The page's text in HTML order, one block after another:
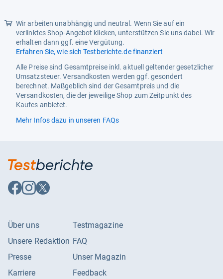
Wir arbeiten unabhängig und neutral. Wenn Sie auf ein
verlinktes Shop-Angebot klicken, unterstützen Sie uns dabei. Wir
erhalten dann ggf. eine Vergütung.
Erfahren Sie, wie sich Testberichte.de finanziert
Alle Preise sind Gesamtpreise inkl. aktuell geltender gesetzlicher
Umsatzsteuer. Versandkosten werden ggf. gesondert
berechnet. Maßgeblich sind der Gesamtpreis und die
Versandkosten, die der jeweilige Shop zum Zeitpunkt des
Kaufes anbietet.
Mehr Infos dazu in unseren FAQs
Auf
Facebook
Auf
Instagram
Auf
X
Über uns
Unsere Redaktion
Presse
Karriere
Testmagazine
FAQ
Unser Magazin
Feedback